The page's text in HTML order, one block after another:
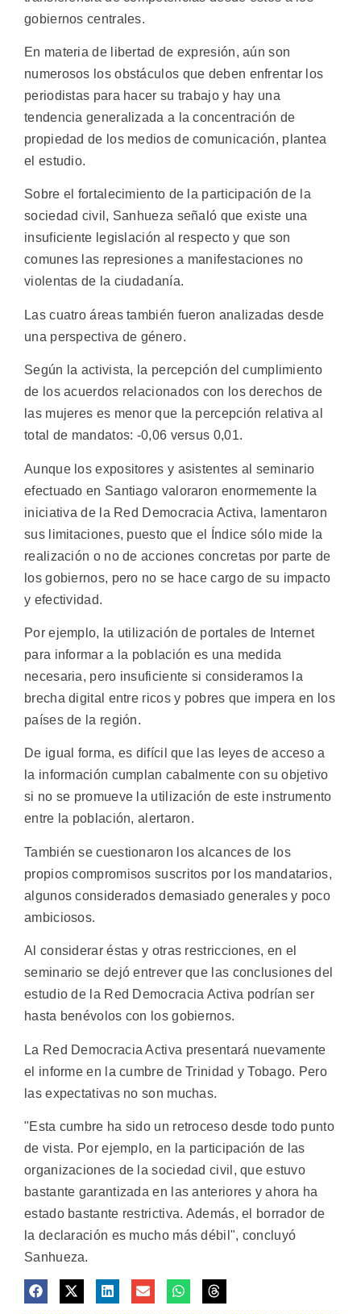
gobiernos centrales.
En materia de libertad de expresión, aún son
numerosos los obstáculos que deben enfrentar los
periodistas para hacer su trabajo y hay una
tendencia generalizada a la concentración de
propiedad de los medios de comunicación, plantea
el estudio.
Sobre el fortalecimiento de la participación de la
sociedad civil, Sanhueza señaló que existe una
insuficiente legislación al respecto y que son
comunes las represiones a manifestaciones no
violentas de la ciudadanía.
Las cuatro áreas también fueron analizadas desde
una perspectiva de género.
Según la activista, la percepción del cumplimiento
de los acuerdos relacionados con los derechos de
las mujeres es menor que la percepción relativa al
total de mandatos: -0,06 versus 0,01.
Aunque los expositores y asistentes al seminario
efectuado en Santiago valoraron enormemente la
iniciativa de la Red Democracia Activa, lamentaron
sus limitaciones, puesto que el Índice sólo mide la
realización o no de acciones concretas por parte de
los gobiernos, pero no se hace cargo de su impacto
y efectividad.
Por ejemplo, la utilización de portales de Internet
para informar a la población es una medida
necesaria, pero insuficiente si consideramos la
brecha digital entre ricos y pobres que impera en los
países de la región.
De igual forma, es difícil que las leyes de acceso a
la información cumplan cabalmente con su objetivo
si no se promueve la utilización de este instrumento
entre la población, alertaron.
También se cuestionaron los alcances de los
propios compromisos suscritos por los mandatarios,
algunos considerados demasiado generales y poco
ambiciosos.
Al considerar éstas y otras restricciones, en el
seminario se dejó entrever que las conclusiones del
estudio de la Red Democracia Activa podrían ser
hasta benévolos con los gobiernos.
La Red Democracia Activa presentará nuevamente
el informe en la cumbre de Trinidad y Tobago. Pero
las expectativas no son muchas.
"Esta cumbre ha sido un retroceso desde todo punto
de vista. Por ejemplo, en la participación de las
organizaciones de la sociedad civil, que estuvo
bastante garantizada en las anteriores y ahora ha
estado bastante restrictiva. Además, el borrador de
la declaración es mucho más débil", concluyó
Sanhueza.